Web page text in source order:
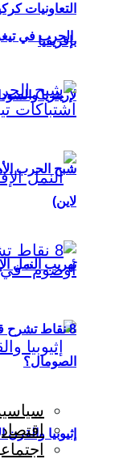
الحرب في
لإريتريا
تهريب النمل
إثيوبيا
التعاونيات
بإفريقيا
شبح الحرب
لاين)
8 نقاط تشرح
الصومال؟